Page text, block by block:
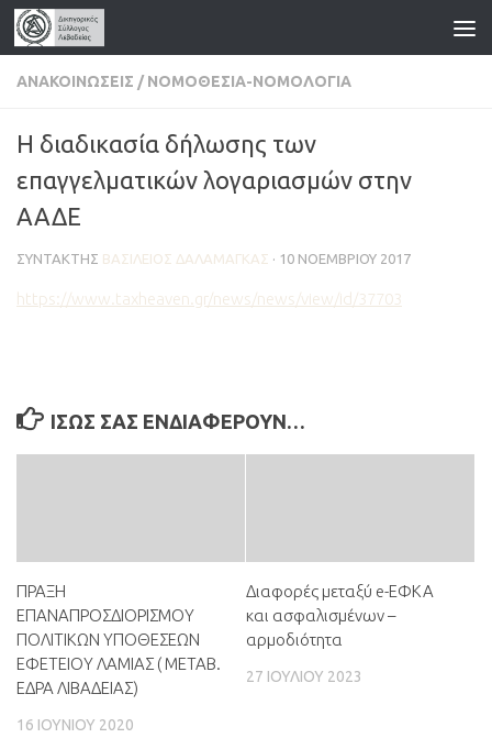
Skip to content
ΑΝΑΚΟΙΝΏΣΕΙΣ / ΝΟΜΟΘΕΣΊΑ-ΝΟΜΟΛΟΓΊΑ
Η διαδικασία δήλωσης των
επαγγελματικών λογαριασμών στην
ΑΑΔΕ
ΣΥΝΤΆΚΤΗΣ ΒΑΣΊΛΕΙΟΣ ΔΑΛΑΜΆΓΚΑΣ · 10 ΝΟΕΜΒΡΊΟΥ 2017
https://www.taxheaven.gr/news/news/view/id/37703
ΊΣΩΣ ΣΑΣ ΕΝΔΙΑΦΈΡΟΥΝ…
ΠΡΑΞΗ
ΕΠΑΝΑΠΡΟΣΔΙΟΡΙΣΜΟΥ
ΠΟΛΙΤΙΚΩΝ ΥΠΟΘΕΣΕΩΝ
ΕΦΕΤΕΙΟΥ ΛΑΜΙΑΣ ( ΜΕΤΑΒ.
ΕΔΡΑ ΛΙΒΑΔΕΙΑΣ)
16 ΙΟΥΝΊΟΥ 2020
Διαφορές μεταξύ e-ΕΦΚΑ
και ασφαλισμένων –
αρμοδιότητα
27 ΙΟΥΛΊΟΥ 2023